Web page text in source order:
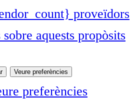
proveïdors
aquests propòsits
Veure preferències
preferències